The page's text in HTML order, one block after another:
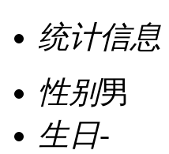
统计信息
性别男
生日-